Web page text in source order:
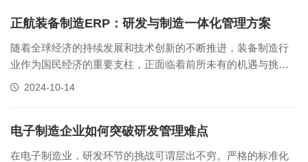
业提升市场竞争力的关键所在。接下......
正航装备制造ERP：研发与制造一体化管理方案
随着全球经济的持续发展和技术创新的不断推进，装备制造行
业作为国民经济的重要支柱，正面临着前所未有的机遇与挑
战。产品结构复杂、零部件众多，以及工艺流程的繁琐性，使
备制造企业亟待解决的问题。‌装备......
2024-10-14
电子制造企业如何突破研发管理难点
在电子制造业，研发环节的挑战可谓层出不穷。严格的标准化